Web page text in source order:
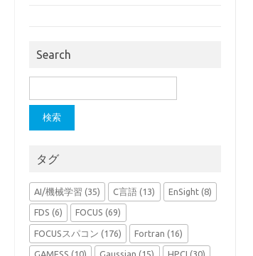
Search
索:
タグ
AI/機械学習 (35) C言語 (13) EnSight (8)
FDS (6) FOCUS (69)
FOCUSスパコン (176) Fortran (16)